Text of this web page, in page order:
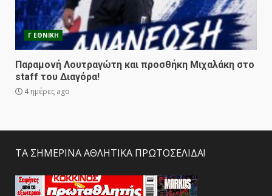
Γ ΕΘΝΙΚΗ
Παραμονή Λουτραγώτη και προσθήκη Μιχαλάκη στο
staff του Διαγόρα!
4 ημέρες ago
ΤΑ ΣΗΜΕΡΙΝΑ ΑΘΛΗΤΙΚΑ ΠΡΩΤΟΣΕΛΙΔΑ!